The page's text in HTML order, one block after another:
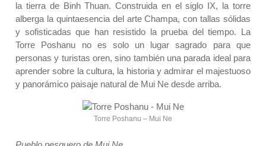
la tierra de Binh Thuan. Construida en el siglo IX, la torre
alberga la quintaesencia del arte Champa, con tallas sólidas
y sofisticadas que han resistido la prueba del tiempo. La
Torre Poshanu no es solo un lugar sagrado para que
personas y turistas oren, sino también una parada ideal para
aprender sobre la cultura, la historia y admirar el majestuoso
y panorámico paisaje natural de Mui Ne desde arriba.
Torre Poshanu – Mui Ne